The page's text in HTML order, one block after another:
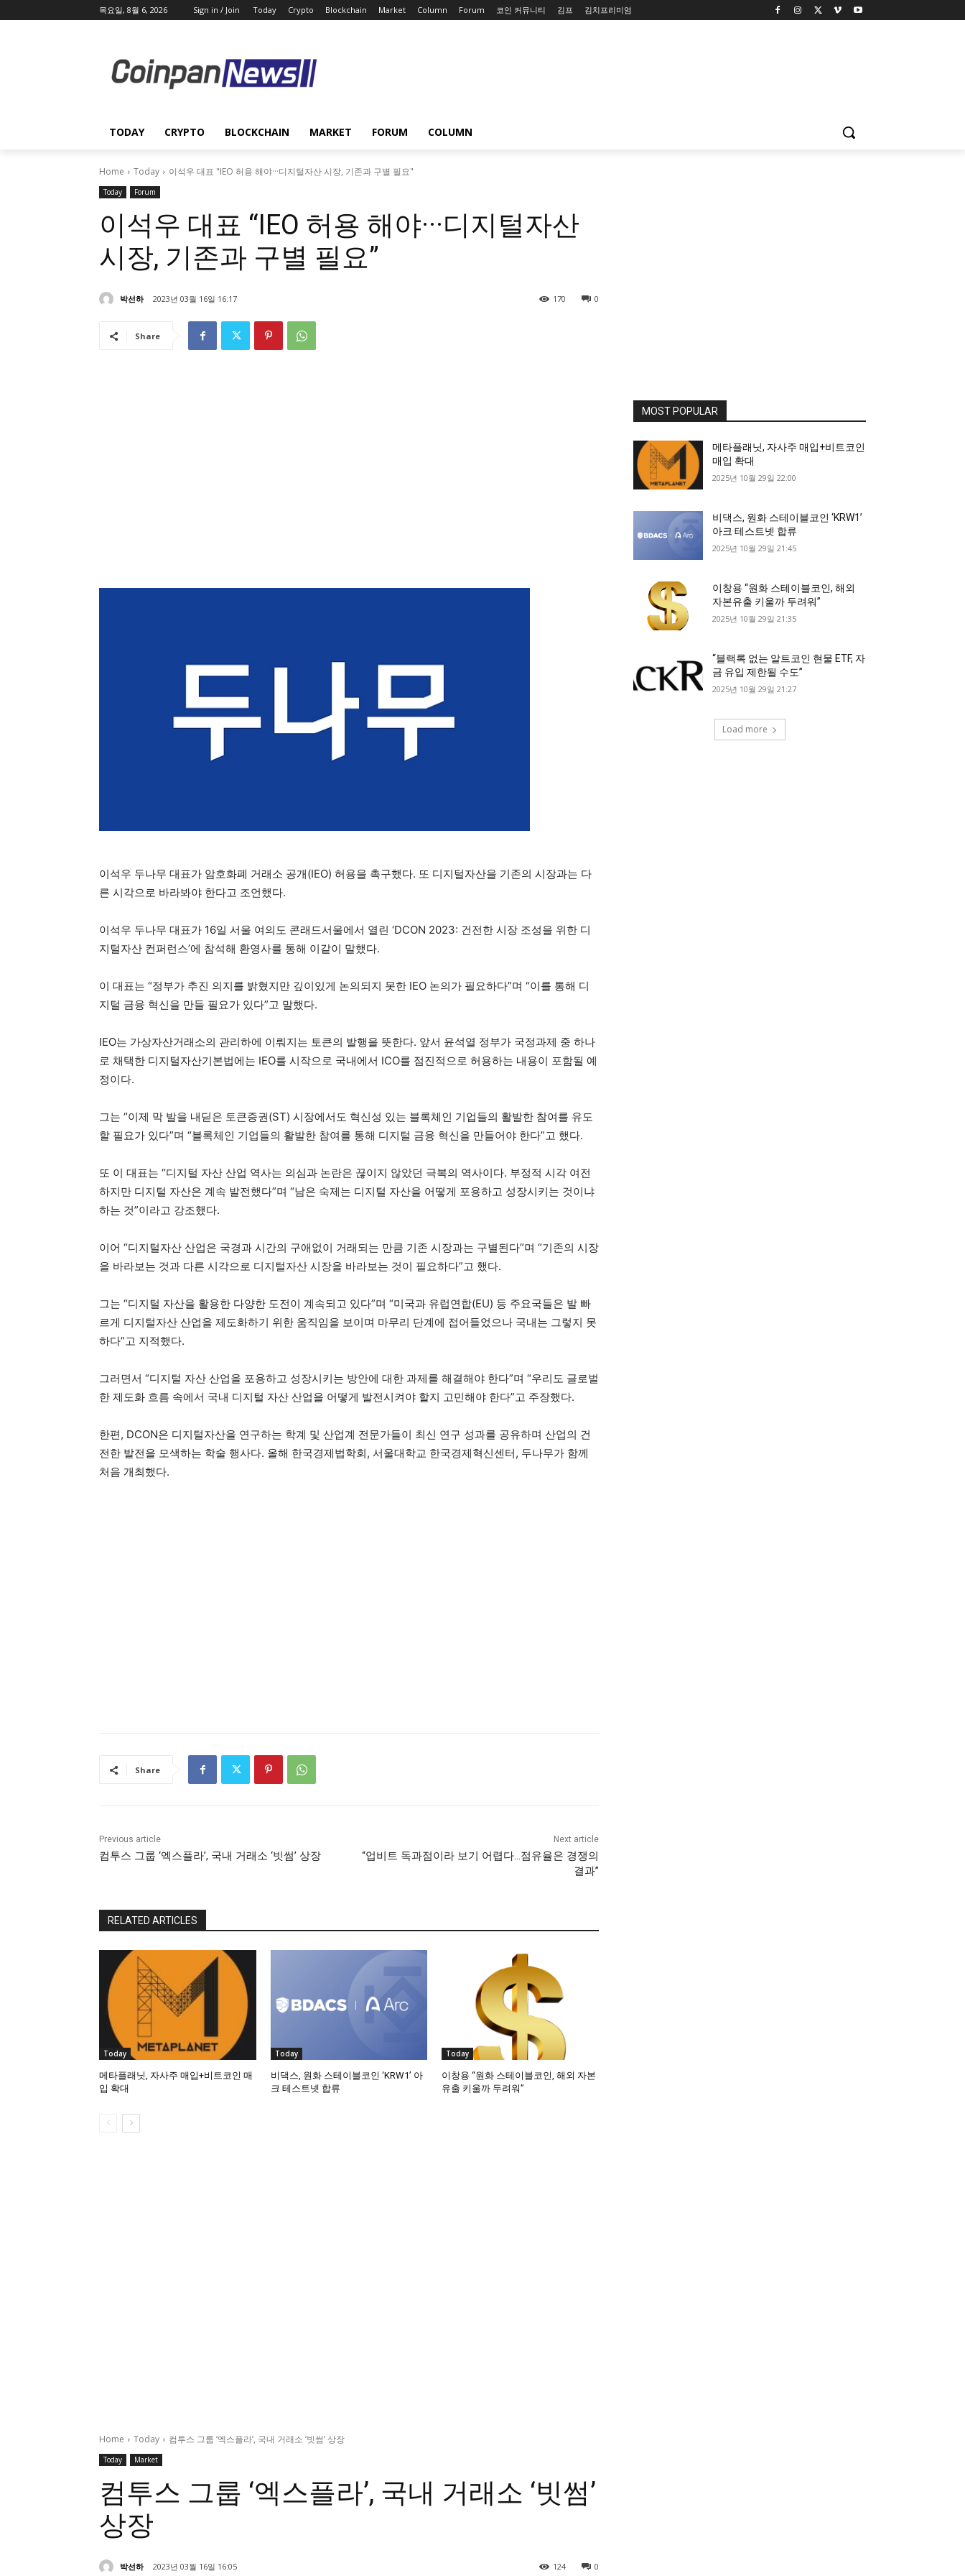
목요일, 8월 6, 2026 Sign in / Join Today Crypto Blockchain Market Column Forum 코인 커뮤니티 김프 김치프리미엄
TODAY CRYPTO BLOCKCHAIN MARKET FORUM COLUMN
Home Today 이석우 대표 "IEO 허용 해야···디지털자산 시장, 기존과 구별 필요"
Today Forum
이석우 대표 “IEO 허용 해야···디지털자산
시장, 기존과 구별 필요”
박선하 2023년 03월 16일 16:17 0
170
Share
이석우 두나무 대표가 암호화폐 거래소 공개(IEO) 허용을 촉구했다. 또 디지털자산을 기존의 시장과는 다
른 시각으로 바라봐야 한다고 조언했다.
이석우 두나무 대표가 16일 서울 여의도 콘래드서울에서 열린 ‘DCON 2023: 건전한 시장 조성을 위한 디
지털자산 컨퍼런스’에 참석해 환영사를 통해 이같이 말했다.
이 대표는 “정부가 추진 의지를 밝혔지만 깊이있게 논의되지 못한 IEO 논의가 필요하다”며 “이를 통해 디
지털 금융 혁신을 만들 필요가 있다”고 말했다.
IEO는 가상자산거래소의 관리하에 이뤄지는 토큰의 발행을 뜻한다. 앞서 윤석열 정부가 국정과제 중 하나
로 채택한 디지털자산기본법에는 IEO를 시작으로 국내에서 ICO를 점진적으로 허용하는 내용이 포함될 예
정이다.
그는 “이제 막 발을 내딛은 토큰증권(ST) 시장에서도 혁신성 있는 블록체인 기업들의 활발한 참여를 유도
할 필요가 있다”며 “블록체인 기업들의 활발한 참여를 통해 디지털 금융 혁신을 만들어야 한다”고 했다.
또 이 대표는 “디지털 자산 산업 역사는 의심과 논란은 끊이지 않았던 극복의 역사이다. 부정적 시각 여전
하지만 디지털 자산은 계속 발전했다”며 “남은 숙제는 디지털 자산을 어떻게 포용하고 성장시키는 것이냐
하는 것”이라고 강조했다.
이어 “디지털자산 산업은 국경과 시간의 구애없이 거래되는 만큼 기존 시장과는 구별된다”며 “기존의 시장
을 바라보는 것과 다른 시각으로 디지털자산 시장을 바라보는 것이 필요하다”고 했다.
그는 “디지털 자산을 활용한 다양한 도전이 계속되고 있다”며 “미국과 유럽연합(EU) 등 주요국들은 발 빠
르게 디지털자산 산업을 제도화하기 위한 움직임을 보이며 마무리 단계에 접어들었으나 국내는 그렇지 못
하다”고 지적했다.
그러면서 “디지털 자산 산업을 포용하고 성장시키는 방안에 대한 과제를 해결해야 한다”며 “우리도 글로벌
한 제도화 흐름 속에서 국내 디지털 자산 산업을 어떻게 발전시켜야 할지 고민해야 한다”고 주장했다.
한편, DCON은 디지털자산을 연구하는 학계 및 산업계 전문가들이 최신 연구 성과를 공유하며 산업의 건
전한 발전을 모색하는 학술 행사다. 올해 한국경제법학회, 서울대학교 한국경제혁신센터, 두나무가 함께
처음 개최했다.
Share
Previous article
컴투스 그룹 ‘엑스플라’, 국내 거래소 ‘빗썸’ 상장
Next article
“업비트 독과점이라 보기 어렵다…점유율은 경쟁의
결과”
RELATED ARTICLES
Today
메타플래닛, 자사주 매입+비트코인 매
입 확대
Today
비댁스, 원화 스테이블코인 ‘KRW1’ 아
크 테스트넷 합류
Today
이창용 “원화 스테이블코인, 해외 자본
유출 키울까 두려워”
MOST POPULAR
메타플래닛, 자사주 매입+비트코인
매입 확대
2025년 10월 29일 22:00
비댁스, 원화 스테이블코인 ‘KRW1’
아크 테스트넷 합류
2025년 10월 29일 21:45
이창용 “원화 스테이블코인, 해외
자본유출 키울까 두려워”
2025년 10월 29일 21:35
“블랙록 없는 알트코인 현물 ETF, 자
금 유입 제한될 수도”
2025년 10월 29일 21:27
Load more